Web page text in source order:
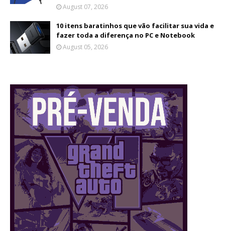
August 07, 2026
10 itens baratinhos que vão facilitar sua vida e
fazer toda a diferença no PC e Notebook
August 05, 2026